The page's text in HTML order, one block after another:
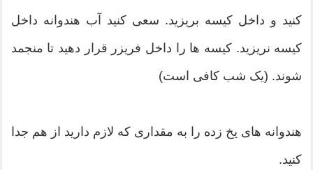
کنید و داخل کیسه بریزید. سعی کنید آب هندوانه داخل
کیسه نریزید. کیسه ها را داخل فریزر قرار دهید تا منجمد
شوند. (یک شب کافی است)
هندوانه های یخ زده را به مقداری که لازم دارید از هم جدا
کنید.